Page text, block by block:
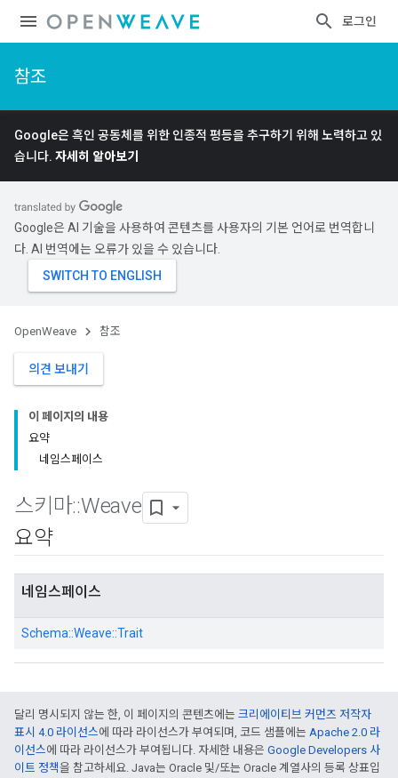
로그인
참조
Google은 흑인 공동체를 위한 인종적 평등을 추구하기 위해 노력하고 있
습니다. 자세히 알아보기
Google은 AI 기술을 사용하여 콘텐츠를 사용자의 기본 언어로 번역합니
다. AI 번역에는 오류가 있을 수 있습니다.
OpenWeave 참조
의견 보내기
이 페이지의 내용
요약
네임스페이스
스키마::Weave
요약
네임스페이스
Schema::Weave::Trait
달리 명시되지 않는 한, 이 페이지의 콘텐츠에는 크리에이티브 커먼즈 저작자
표시 4.0 라이선스에 따라 라이선스가 부여되며, 코드 샘플에는 Apache 2.0 라
이선스에 따라 라이선스가 부여됩니다. 자세한 내용은 Google Developers 사
이트 정책을 참고하세요. Java는 Oracle 및/또는 Oracle 계열사의 등록 상표입